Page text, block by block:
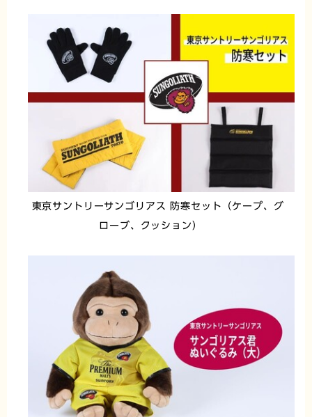
東京サントリーサンゴリアス 防寒セット（ケープ、グ
ローブ、クッション）